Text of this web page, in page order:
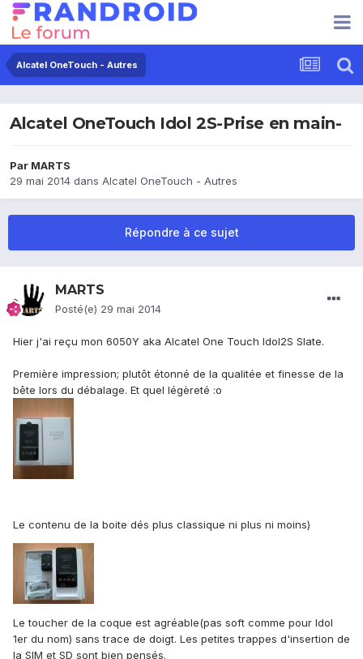
Alcatel OneTouch - Autres
Alcatel OneTouch Idol 2S-Prise en main-
Par MARTS
29 mai 2014 dans Alcatel OneTouch - Autres
Répondre à ce sujet
MARTS
Posté(e) 29 mai 2014
Hier j'ai reçu mon 6050Y aka Alcatel One Touch Idol2S Slate.
Première impression; plutôt étonné de la qualitée et finesse de la
bête lors du débalage. Et quel légèreté :o
Le contenu de la boite dés plus classique ni plus ni moins)
Le toucher de la coque est agréable(pas soft comme pour Idol
1er du nom) sans trace de doigt. Les petites trappes d'insertion de
la SIM et SD sont bien pensés.